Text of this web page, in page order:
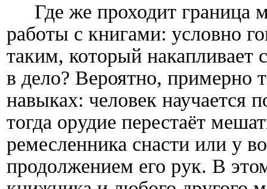
Где же проходит граница
работы с книгами: условно
таким, который накапливает
в дело? Вероятно, примерно
навыках: человек научается
тогда орудие перестаёт
ремесленника снасти или у
продолжением его рук. В